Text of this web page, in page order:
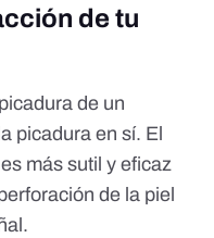
de tu
de un
picadura en sí. El
más sutil y eficaz
de la piel